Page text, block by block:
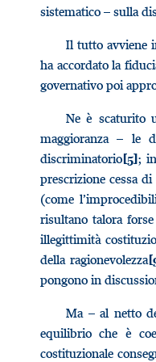
sistematico – sulla
Il tutto avviene
ha accordato la
governativo poi
Ne è scaturito
maggioranza – le
discriminatorio[5];
prescrizione cessa
(come
risultano talora
illegittimità
della ragionevolezza
pongono in
Ma – al netto
equilibrio che è
costituzionale